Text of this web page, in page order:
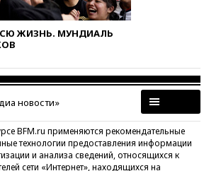
ЖИЗНЬ. МУНДИАЛЬ
новости»
BFM.ru применяются рекомендательные
технологии предоставления информации
и анализа сведений, относящихся к
сети «Интернет», находящихся на